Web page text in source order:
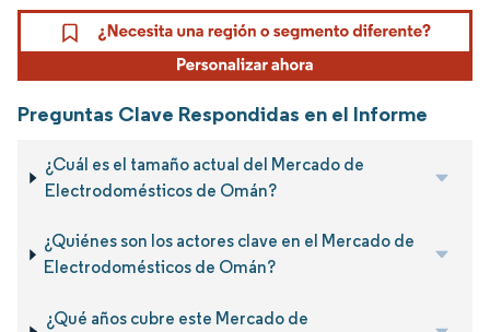
Preguntas Clave Respondidas en el Informe
¿Cuál es el tamaño actual del Mercado de
Electrodomésticos de Omán?
¿Quiénes son los actores clave en el Mercado de
Electrodomésticos de Omán?
¿Qué años cubre este Mercado de